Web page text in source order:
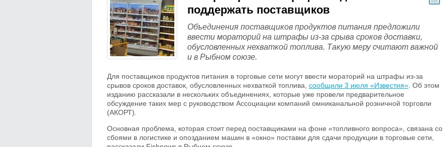
поддержать поставщиков
Объединения поставщиков продуктов питания предложили
ввести мораторий на штрафы из-за срыва сроков доставки,
обусловленных нехваткой топлива. Такую меру считают важной
и в Рыбном союзе.
Для поставщиков продуктов питания в торговые сети могут ввести мораторий на штрафы из-за
срывов сроков доставок, обусловленных нехваткой топлива, сообщили 3 июля «Известия» . Об этом
изданию рассказали в нескольких объединениях, которые уже провели предварительное
обсуждение таких мер с руководством Ассоциации компаний омниканальной розничной торговли
(АКОРТ).
Основная проблема, которая стоит перед поставщиками на фоне «топливного вопроса», связана со
сбоями в логистике и опозданием машин в «окно» поставки для сдачи продукции в торговые сети,